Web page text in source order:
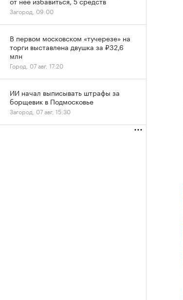
Загород, 09:00
В первом московском «тучерезе» на
торги выставлена двушка за ₽32,6
млн
Город, 07 авг, 17:20
ИИ начал выписывать штрафы за
борщевик в Подмосковье
Загород, 07 авг, 15:30